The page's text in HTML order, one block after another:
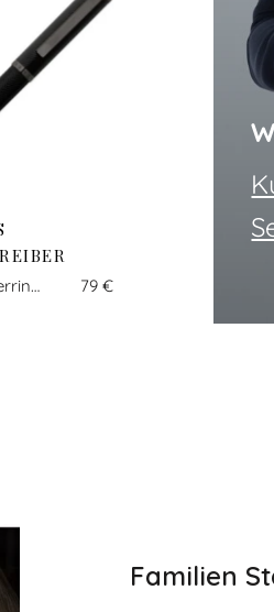
Formation Herringbone gun 79 €
Familien